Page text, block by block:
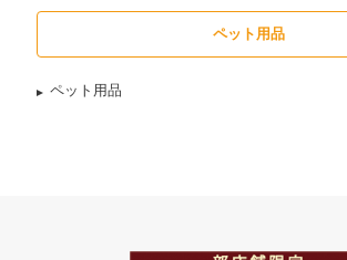
ペット用品
ペット用品